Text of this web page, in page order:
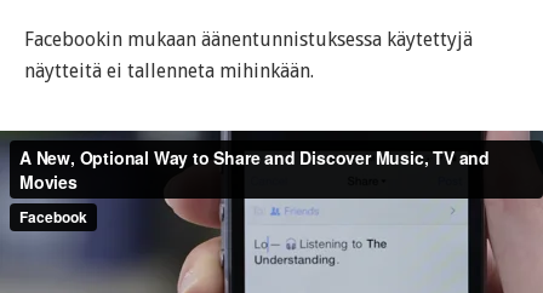
Facebookin mukaan äänentunnistuksessa käytettyjä
näytteitä ei tallenneta mihinkään.